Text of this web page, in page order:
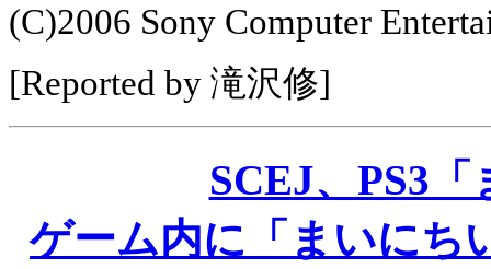
(C)2006 Sony Computer
[Reported by 滝沢修]
SCEJ、PS3
ゲーム内に「まいにち